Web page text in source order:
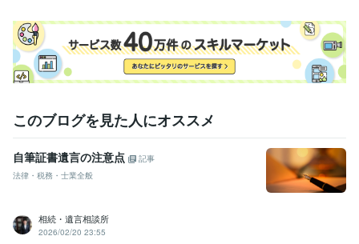
このブログを見た人にオススメ
自筆証書遺言の注意点
記事
法律・税務・士業全般
相続・遺言相談所
2026/02/20 23:55